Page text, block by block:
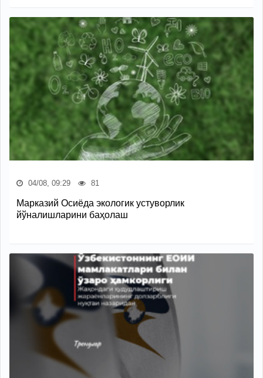
04/08, 09:29 81
Марказий Осиёда экологик устуворлик
йўналишларини баҳолаш